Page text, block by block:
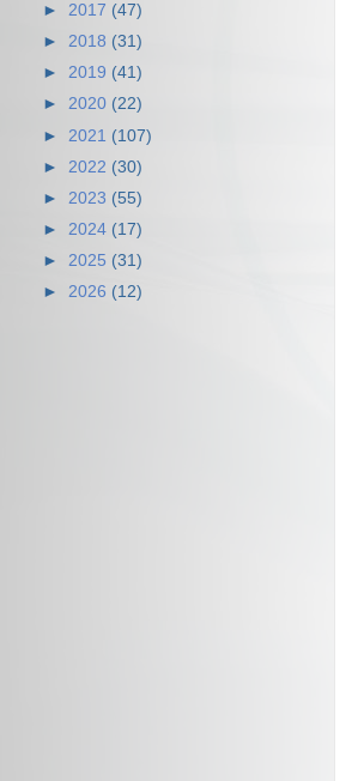
► 2017 (47)
► 2018 (31)
► 2019 (41)
► 2020 (22)
► 2021 (107)
► 2022 (30)
► 2023 (55)
► 2024 (17)
► 2025 (31)
► 2026 (12)